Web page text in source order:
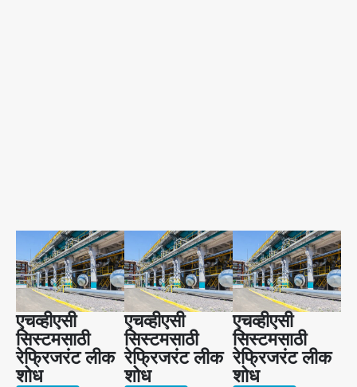
एचव्हीएसी
सिस्टमसाठी
रेफ्रिजरंट लीक
शोध
एचव्हीएसी
सिस्टमसाठी
रेफ्रिजरंट लीक
शोध
एचव्हीएसी
सिस्टमसाठी
रेफ्रिजरंट लीक
शोध